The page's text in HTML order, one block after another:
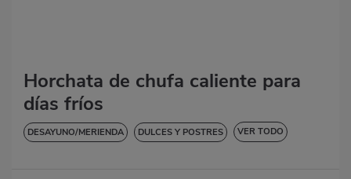
Horchata de chufa caliente para
días fríos
DESAYUNO/MERIENDA DULCES Y POSTRES VER TODO